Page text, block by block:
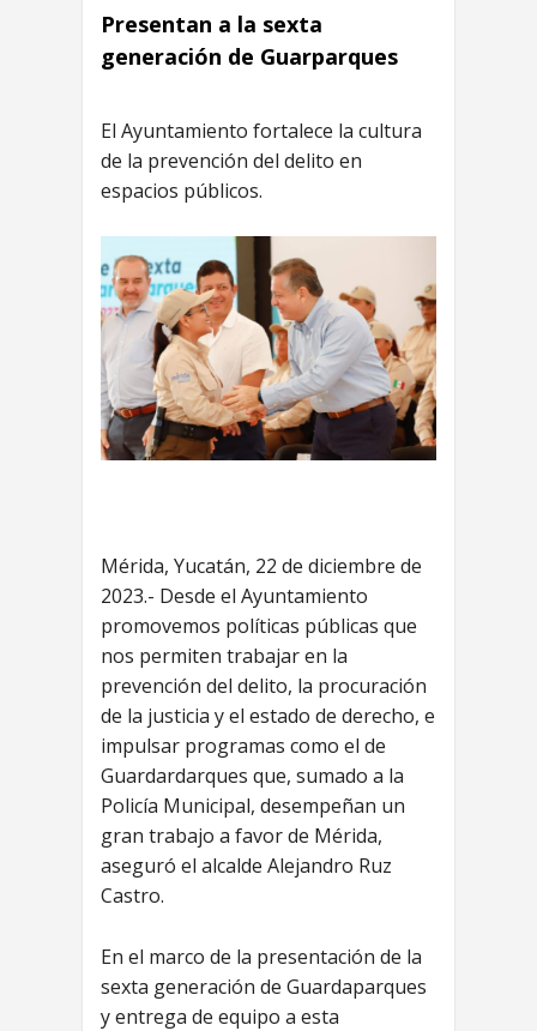
Presentan a la sexta
generación de Guarparques
El Ayuntamiento fortalece la cultura
de la prevención del delito en
espacios públicos.
Mérida, Yucatán, 22 de diciembre de
2023.- Desde el Ayuntamiento
promovemos políticas públicas que
nos permiten trabajar en la
prevención del delito, la procuración
de la justicia y el estado de derecho, e
impulsar programas como el de
Guardardarques que, sumado a la
Policía Municipal, desempeñan un
gran trabajo a favor de Mérida,
aseguró el alcalde Alejandro Ruz
Castro.
En el marco de la presentación de la
sexta generación de Guardaparques
y entrega de equipo a esta